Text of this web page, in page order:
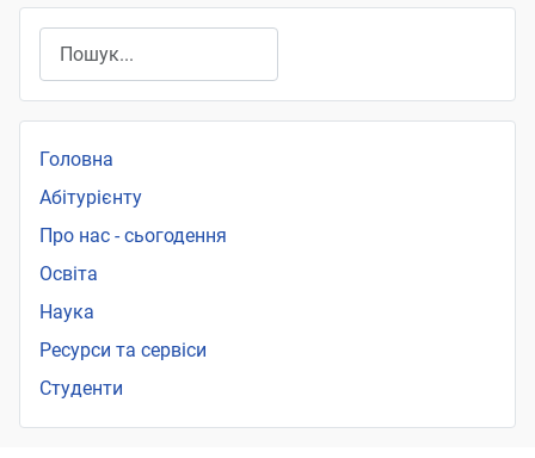
Головна
Абітурієнту
Про нас - сьогодення
Освіта
Наука
Ресурси та сервіси
Студенти